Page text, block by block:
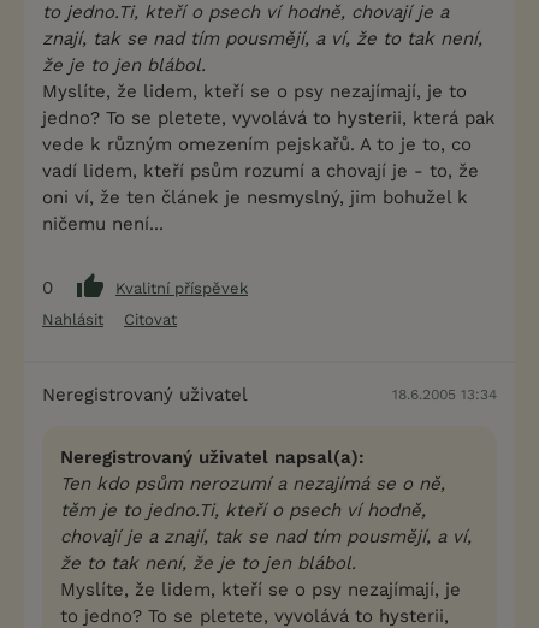
to jedno.Ti, kteří o psech ví hodně, chovají je a
znají, tak se nad tím pousmějí, a ví, že to tak není,
že je to jen blábol.
Myslíte, že lidem, kteří se o psy nezajímají, je to
jedno? To se pletete, vyvolává to hysterii, která pak
vede k různým omezením pejskařů. A to je to, co
vadí lidem, kteří psům rozumí a chovají je - to, že
oni ví, že ten článek je nesmyslný, jim bohužel k
ničemu není...
0
Kvalitní příspěvek
Nahlásit
Citovat
Neregistrovaný uživatel 18.6.2005 13:34
Neregistrovaný uživatel napsal(a):
Ten kdo psům nerozumí a nezajímá se o ně,
těm je to jedno.Ti, kteří o psech ví hodně,
chovají je a znají, tak se nad tím pousmějí, a ví,
že to tak není, že je to jen blábol.
Myslíte, že lidem, kteří se o psy nezajímají, je
to jedno? To se pletete, vyvolává to hysterii,